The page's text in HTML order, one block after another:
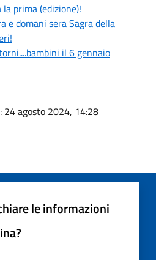
prima (edizione)!
e domani sera Sagra della
il 6 gennaio
: 24 agosto 2024, 14:28
le informazioni